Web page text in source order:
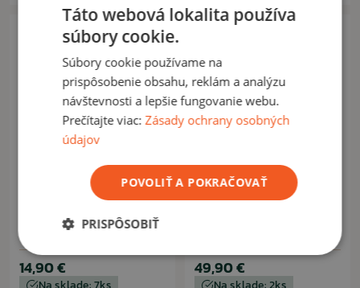
ARESWER
Taška Areswer QuickBag
mini olive
14,90 €
RINOKOR
49,90 €
Táto webová lokalita používa
súbory cookie.
Súbory cookie používame na
prispôsobenie obsahu, reklám a analýzu
návštevnosti a lepšie fungovanie webu.
Prečítajte viac:Zásady ochrany osobných
údajov
POVOLIŤ A POKRAČOVAŤ
PRISPÔSOBIŤ